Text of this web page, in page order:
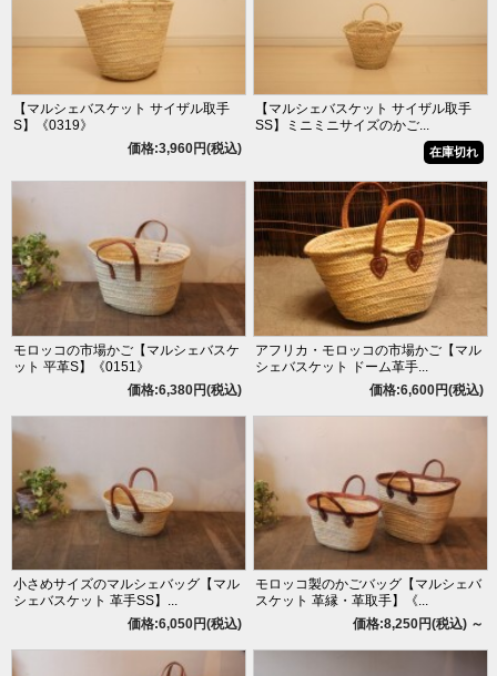
【マルシェバスケット サイザル取手
S】《0319》
価格:3,960円(税込)
【マルシェバスケット サイザル取手
SS】ミニミニサイズのかご...
在庫切れ
モロッコの市場かご【マルシェバスケ
ット 平革S】《0151》
価格:6,380円(税込)
アフリカ・モロッコの市場かご【マル
シェバスケット ドーム革手...
価格:6,600円(税込)
小さめサイズのマルシェバッグ【マル
シェバスケット 革手SS】...
価格:6,050円(税込)
モロッコ製のかごバッグ【マルシェバ
スケット 革縁・革取手】《...
価格:8,250円(税込) ～